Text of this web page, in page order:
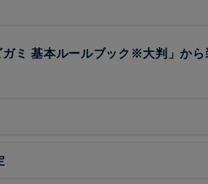
ミ 基本ルールブック※大判」から